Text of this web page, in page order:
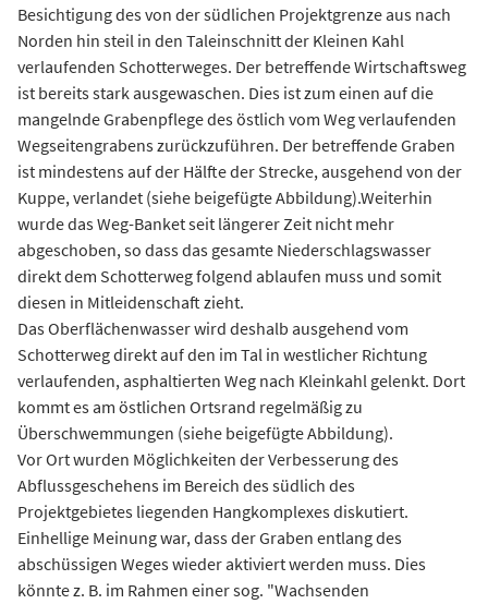
Besichtigung des von der südlichen Projektgrenze aus nach
Norden hin steil in den Taleinschnitt der Kleinen Kahl
verlaufenden Schotterweges. Der betreffende Wirtschaftsweg
ist bereits stark ausgewaschen. Dies ist zum einen auf die
mangelnde Grabenpflege des östlich vom Weg verlaufenden
Wegseitengrabens zurückzuführen. Der betreffende Graben
ist mindestens auf der Hälfte der Strecke, ausgehend von der
Kuppe, verlandet (siehe beigefügte Abbildung).Weiterhin
wurde das Weg-­Banket seit längerer Zeit nicht mehr
abgeschoben, so dass das gesamte Niederschlagswasser
direkt dem Schotterweg folgend ablaufen muss und somit
diesen in Mitleidenschaft zieht.
Das Oberflächenwasser wird deshalb ausgehend vom
Schotterweg direkt auf den im Tal in westlicher Richtung
verlaufenden, asphaltierten Weg nach Kleinkahl gelenkt. Dort
kommt es am östlichen Ortsrand regelmäßig zu
Überschwemmungen (siehe beigefügte Abbildung).
Vor Ort wurden Möglichkeiten der Verbesserung des
Abflussgeschehens im Bereich des südlich des
Projektgebietes liegenden Hangkomplexes diskutiert.
Einhellige Meinung war, dass der Graben entlang des
abschüssigen Weges wieder aktiviert werden muss. Dies
könnte z. B. im Rahmen einer sog. "Wachsenden